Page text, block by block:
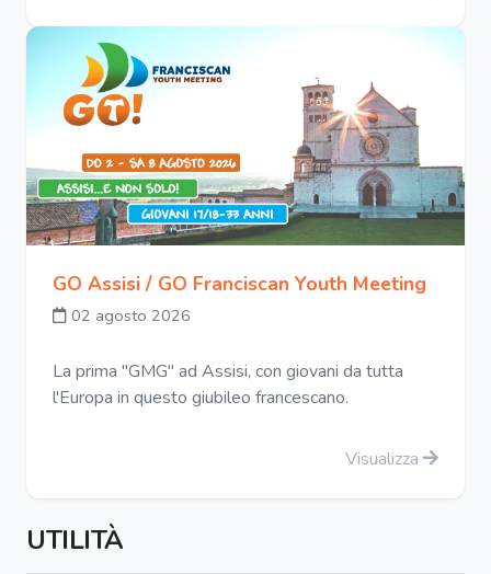
GO Assisi / GO Franciscan Youth Meeting
02 agosto 2026
La prima "GMG" ad Assisi, con giovani da tutta
l'Europa in questo giubileo francescano.
Visualizza
UTILITÀ